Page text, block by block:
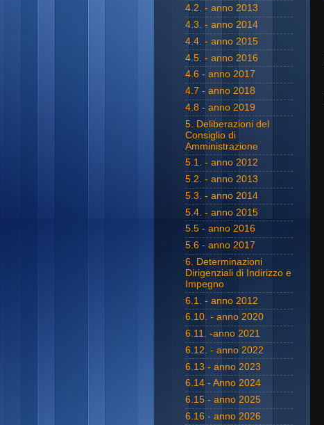
4.2. - anno 2013
4.3. - anno 2014
4.4. - anno 2015
4.5. - anno 2016
4.6 - anno 2017
4.7 - anno 2018
4.8 - anno 2019
5. Deliberazioni del
Consiglio di
Amministrazione
5.1. - anno 2012
5.2. - anno 2013
5.3. - anno 2014
5.4. - anno 2015
5.5 - anno 2016
5.6 - anno 2017
6. Determinazioni
Dirigenziali di Indirizzo e
Impegno
6.1. - anno 2012
6.10. - anno 2020
6.11. -anno 2021
6.12. - anno 2022
6.13 - anno 2023
6.14 - Anno 2024
6.15 - anno 2025
6.16 - anno 2026